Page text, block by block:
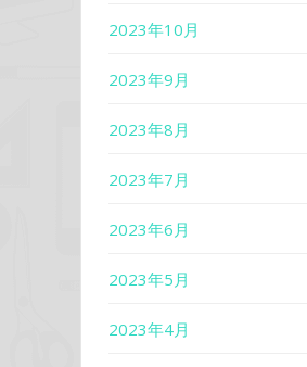
2023年10月
2023年9月
2023年8月
2023年7月
2023年6月
2023年5月
2023年4月